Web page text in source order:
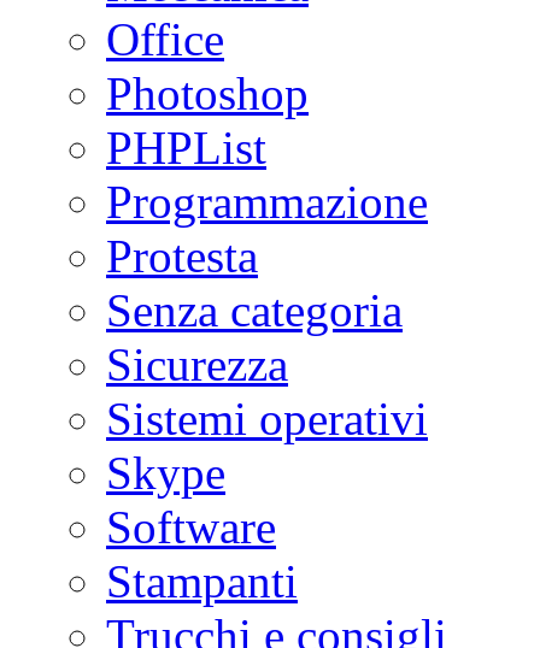
Office
Photoshop
PHPList
Programmazione
Protesta
Senza categoria
Sicurezza
Sistemi operativi
Skype
Software
Stampanti
Trucchi e consigli